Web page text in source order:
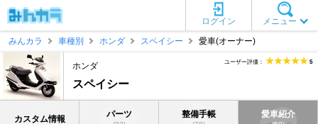
メニュー
ログイン
みんカラ
車種別 ホンダ スペイシー 愛車(オーナー)
ホンダ
スペイシー
ユーザー評価： 5
カスタム情報 パーツ 整備手帳 愛車紹介